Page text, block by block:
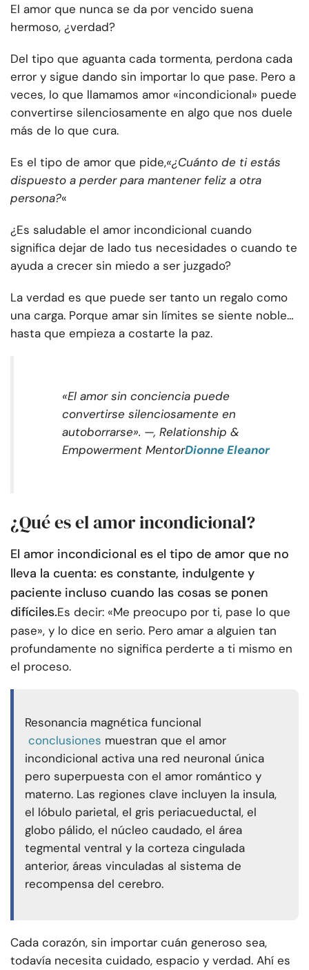
El amor que nunca se da por vencido suena
hermoso, ¿verdad?
Del tipo que aguanta cada tormenta, perdona cada
error y sigue dando sin importar lo que pase. Pero a
veces, lo que llamamos amor «incondicional» puede
convertirse silenciosamente en algo que nos duele
más de lo que cura.
Es el tipo de amor que pide,«¿Cuánto de ti estás
dispuesto a perder para mantener feliz a otra
persona?«
¿Es saludable el amor incondicional cuando
significa dejar de lado tus necesidades o cuando te
ayuda a crecer sin miedo a ser juzgado?
La verdad es que puede ser tanto un regalo como
una carga. Porque amar sin límites se siente noble…
hasta que empieza a costarte la paz.
«El amor sin conciencia puede
convertirse silenciosamente en
autoborrarse». —, Relationship &
Empowerment MentorDionne Eleanor
¿Qué es el amor incondicional?
El amor incondicional es el tipo de amor que no
lleva la cuenta: es constante, indulgente y
paciente incluso cuando las cosas se ponen
difíciles.Es decir: «Me preocupo por ti, pase lo que
pase», y lo dice en serio. Pero amar a alguien tan
profundamente no significa perderte a ti mismo en
el proceso.
Resonancia magnética funcional
conclusiones muestran que el amor
incondicional activa una red neuronal única
pero superpuesta con el amor romántico y
materno. Las regiones clave incluyen la insula,
el lóbulo parietal, el gris periacueductal, el
globo pálido, el núcleo caudado, el área
tegmental ventral y la corteza cingulada
anterior, áreas vinculadas al sistema de
recompensa del cerebro.
Cada corazón, sin importar cuán generoso sea,
todavía necesita cuidado, espacio y verdad. Ahí es